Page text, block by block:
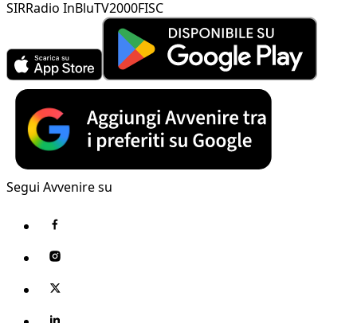
SIRRadio InBluTV2000FISC
Segui Avvenire su